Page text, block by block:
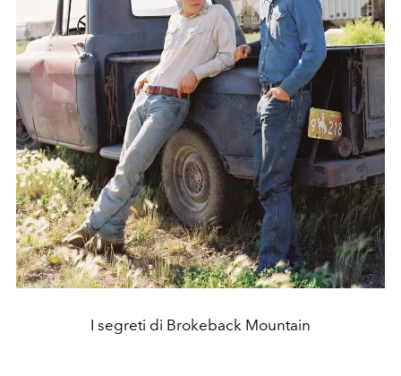
I segreti di Brokeback Mountain